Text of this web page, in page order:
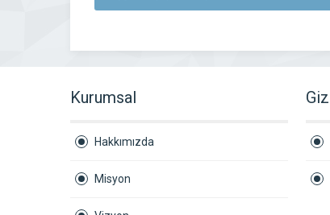
Kurumsal
Hakkımızda
Misyon